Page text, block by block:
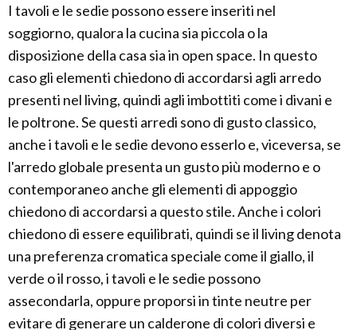
I tavoli e le sedie possono essere inseriti nel
soggiorno, qualora la cucina sia piccola o la
disposizione della casa sia in open space. In questo
caso gli elementi chiedono di accordarsi agli arredo
presenti nel living, quindi agli imbottiti come i divani e
le poltrone. Se questi arredi sono di gusto classico,
anche i tavoli e le sedie devono esserlo e, viceversa, se
l'arredo globale presenta un gusto più moderno e o
contemporaneo anche gli elementi di appoggio
chiedono di accordarsi a questo stile. Anche i colori
chiedono di essere equilibrati, quindi se il living denota
una preferenza cromatica speciale come il giallo, il
verde o il rosso, i tavoli e le sedie possono
assecondarla, oppure proporsi in tinte neutre per
evitare di generare un calderone di colori diversi e